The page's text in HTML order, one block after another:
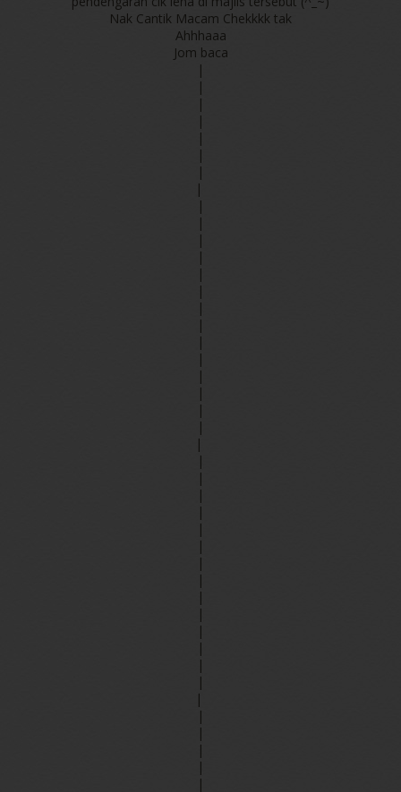
Nak Cantik Macam Chekkkk tak
Ahhhaaa
Jom baca
|
|
|
|
|
|
|
|
|
|
|
|
|
|
|
|
|
|
|
|
|
|
|
|
|
|
|
|
|
|
|
|
|
|
|
|
|
|
|
|
|
|
|